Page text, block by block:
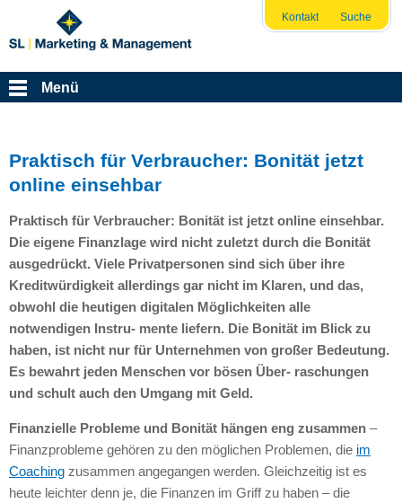
Kontakt Suche
Menü
Praktisch für Verbraucher: Bonität jetzt
online einsehbar
Praktisch für Verbraucher: Bonität ist jetzt online einsehbar.
Die eigene Finanzlage wird nicht zuletzt durch die Bonität
ausgedrückt. Viele Privatpersonen sind sich über ihre
Kreditwürdigkeit allerdings gar nicht im Klaren, und das,
obwohl die heutigen digitalen Möglichkeiten alle
notwendigen Instru- mente liefern. Die Bonität im Blick zu
haben, ist nicht nur für Unternehmen von großer Bedeutung.
Es bewahrt jeden Menschen vor bösen Über- raschungen
und schult auch den Umgang mit Geld.
Finanzielle Probleme und Bonität hängen eng zusammen–
Finanzprobleme gehören zu den möglichen Problemen, die im
Coachingzusammen angegangen werden. Gleichzeitig ist es
heute leichter denn je, die Finanzen im Griff zu haben – die